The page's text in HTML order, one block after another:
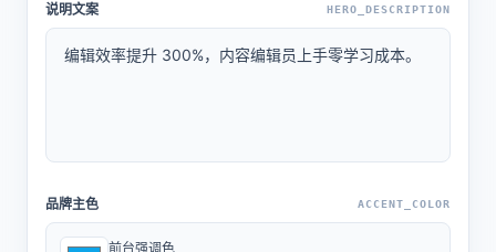
说明文案 HERO_DESCRIPTION
品牌主色 ACCENT_COLOR
前台强调色